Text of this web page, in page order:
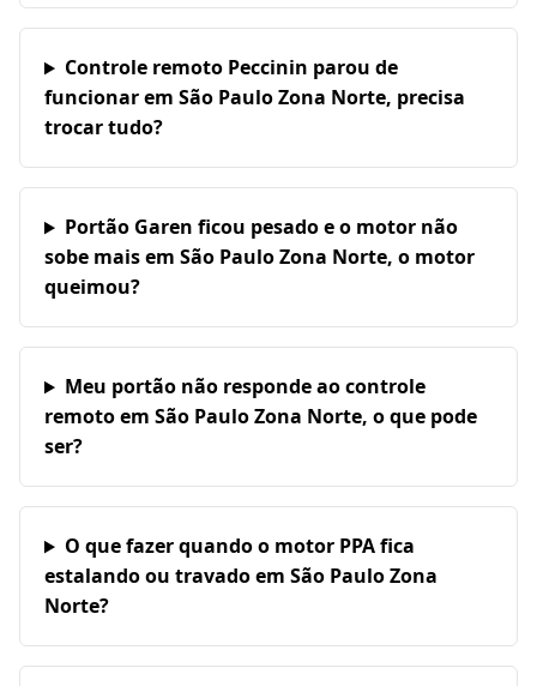
Controle remoto Peccinin parou de
funcionar em São Paulo Zona Norte, precisa
trocar tudo?
Portão Garen ficou pesado e o motor não
sobe mais em São Paulo Zona Norte, o motor
queimou?
Meu portão não responde ao controle
remoto em São Paulo Zona Norte, o que pode
ser?
O que fazer quando o motor PPA fica
estalando ou travado em São Paulo Zona
Norte?